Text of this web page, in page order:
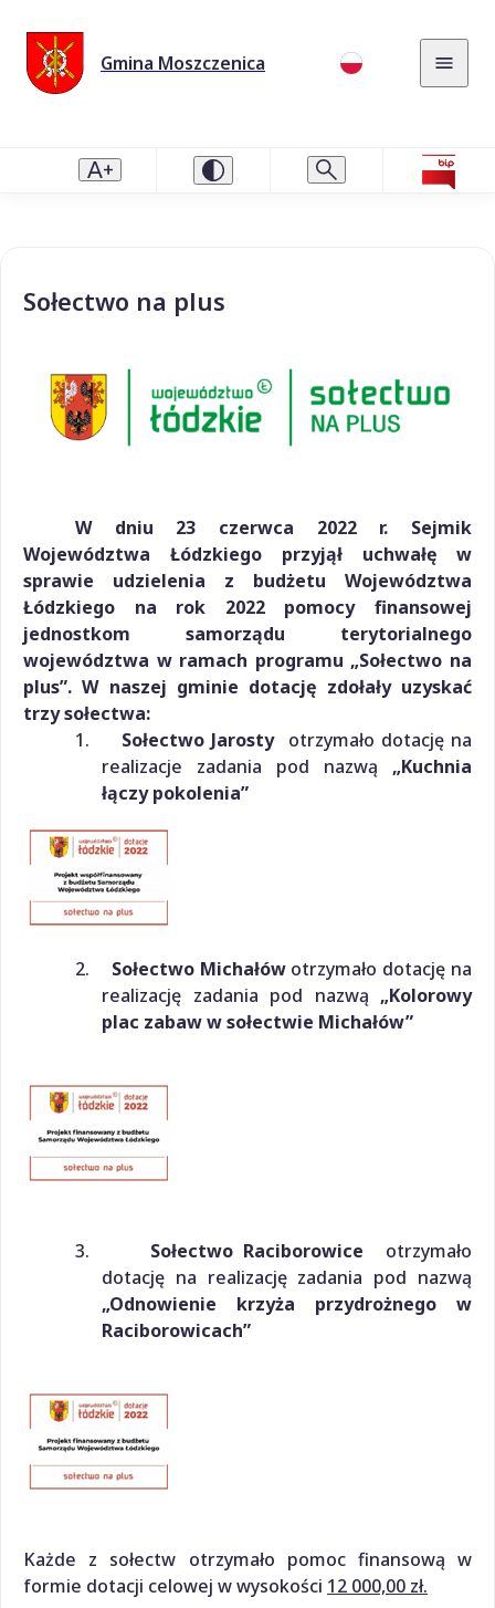
Gmina Moszczenica
Sołectwo na plus
W dniu 23 czerwca 2022 r. Sejmik
Województwa Łódzkiego przyjął uchwałę w
sprawie udzielenia z budżetu Województwa
Łódzkiego na rok 2022 pomocy finansowej
jednostkom samorządu terytorialnego
województwa w ramach programu „Sołectwo na
plus”. W naszej gminie dotację zdołały uzyskać
trzy sołectwa:
1.
Sołectwo Jarosty
otrzymało dotację na
realizacje zadania pod nazwą „Kuchnia
łączy pokolenia”
2. Sołectwo Michałówotrzymało dotację na
realizację zadania pod nazwą „Kolorowy
plac zabaw w sołectwie Michałów”
3. Sołectwo Raciborowice
otrzymało
dotację na realizację zadania pod nazwą
„Odnowienie krzyża przydrożnego w
Raciborowicach”
Każde z sołectw otrzymało pomoc finansową w
formie dotacji celowej w wysokości 12 000,00 zł.